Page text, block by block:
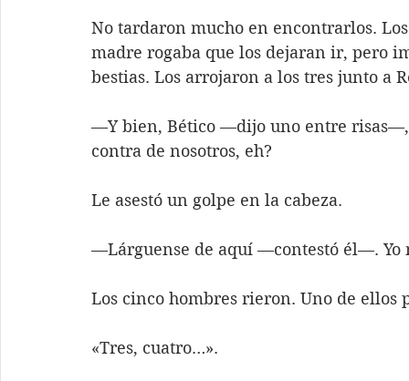
No tardaron mucho en encontrarlos.
madre rogaba que los dejaran ir, pero
bestias. Los arrojaron a los tres junto a
—Y bien, Bético —dijo uno entre
contra de nosotros, eh?
Le asestó un golpe en la cabeza.
—Lárguense de aquí —contestó él—. Yo
Los cinco hombres rieron. Uno de ellos
«Tres, cuatro…».